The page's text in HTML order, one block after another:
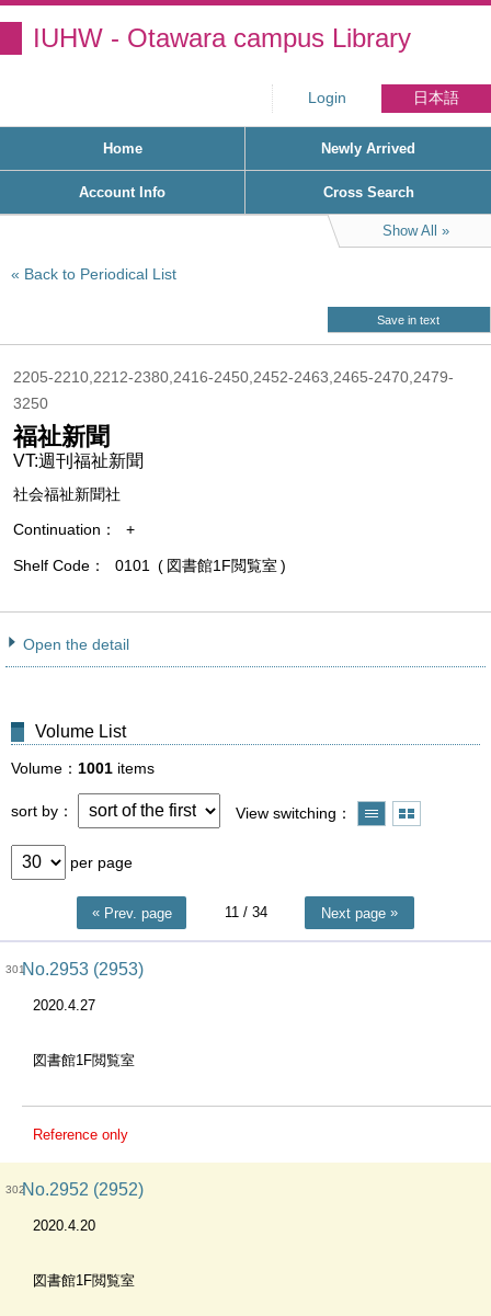
IUHW - Otawara campus Library
Login 日本語
Home Newly Arrived
Account Info Cross Search
Show All
Back to Periodical List
Save in text
2205-2210,2212-2380,2416-2450,2452-2463,2465-2470,2479-
3250
福祉新聞
VT:週刊福祉新聞
社会福祉新聞社
Continuation
+
Shelf Code 0101 図書館1F閲覧室
Open the detail
Volume List
Volume 1001 items
sort by View switching
per page
Prev. page 11/ 34 Next page
301No.2953 (2953)
2020.4.27
図書館1F閲覧室
Reference only
302No.2952 (2952)
2020.4.20
図書館1F閲覧室